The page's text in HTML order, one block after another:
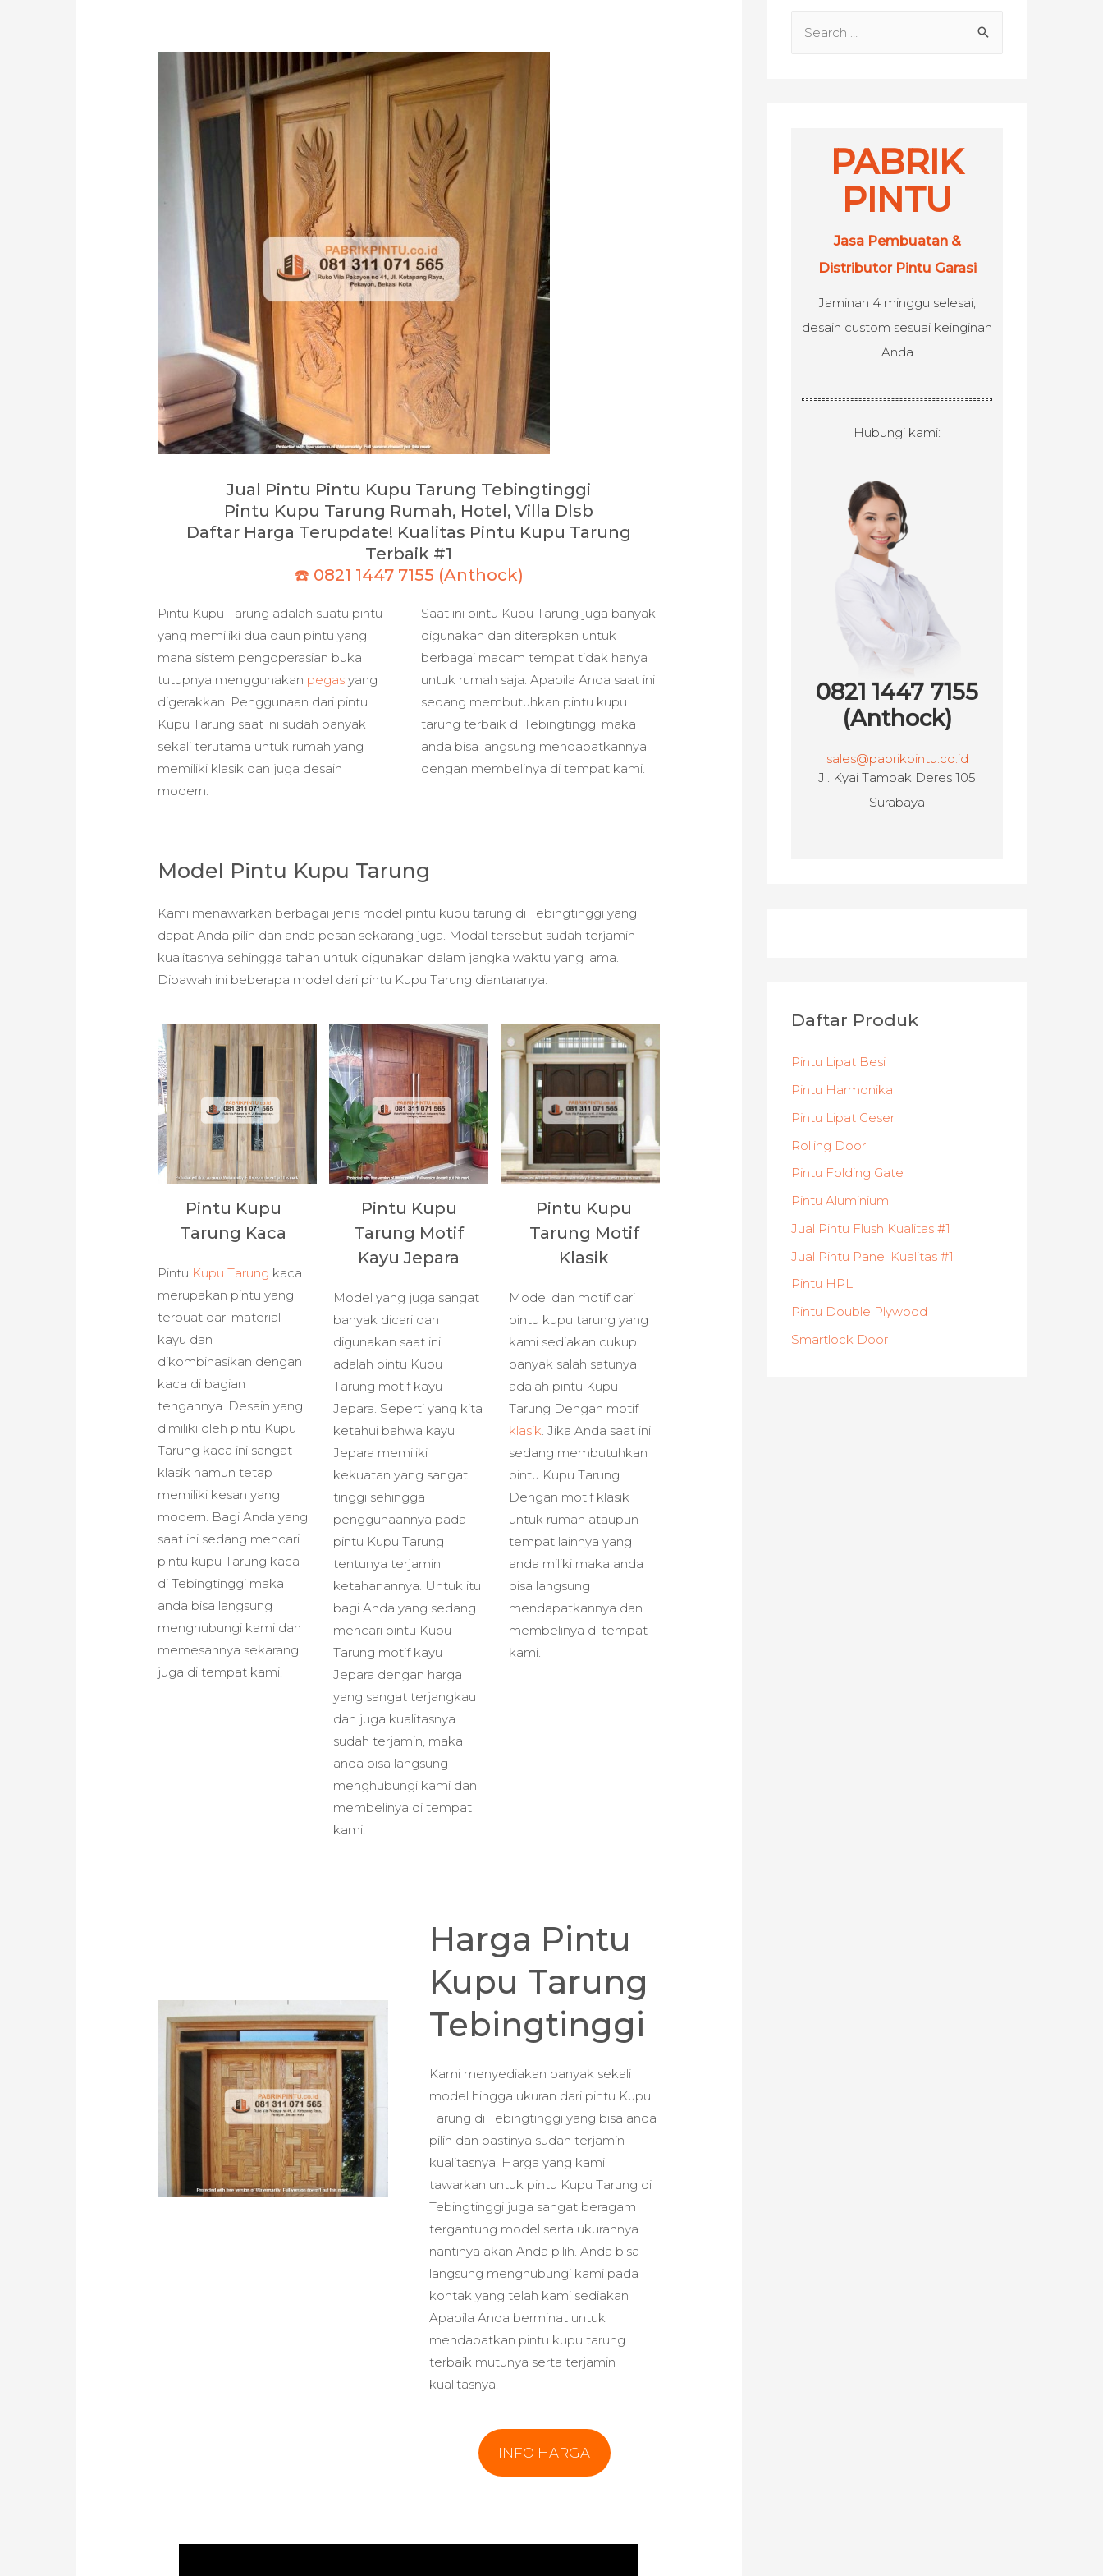
Jual Pintu Pintu Kupu Tarung Tebingtinggi
Pintu Kupu Tarung Rumah, Hotel, Villa Dlsb
Daftar Harga Terupdate! Kualitas Pintu Kupu Tarung
Terbaik #1
☎️ 0821 1447 7155 (Anthock)
Pintu Kupu Tarung adalah suatu pintu
yang memiliki dua daun pintu yang
mana sistem pengoperasian buka
tutupnya menggunakan pegas yang
digerakkan. Penggunaan dari pintu
Kupu Tarung saat ini sudah banyak
sekali terutama untuk rumah yang
memiliki klasik dan juga desain
modern.
Saat ini pintu Kupu Tarung juga banyak
digunakan dan diterapkan untuk
berbagai macam tempat tidak hanya
untuk rumah saja. Apabila Anda saat ini
sedang membutuhkan pintu kupu
tarung terbaik di Tebingtinggi maka
anda bisa langsung mendapatkannya
dengan membelinya di tempat kami.
Model Pintu Kupu Tarung
Kami menawarkan berbagai jenis model pintu kupu tarung di Tebingtinggi yang
dapat Anda pilih dan anda pesan sekarang juga. Modal tersebut sudah terjamin
kualitasnya sehingga tahan untuk digunakan dalam jangka waktu yang lama.
Dibawah ini beberapa model dari pintu Kupu Tarung diantaranya:
Pintu Kupu
Tarung Kaca
Pintu Kupu Tarung kaca
merupakan pintu yang
terbuat dari material
kayu dan
dikombinasikan dengan
kaca di bagian
tengahnya. Desain yang
dimiliki oleh pintu Kupu
Tarung kaca ini sangat
klasik namun tetap
memiliki kesan yang
modern. Bagi Anda yang
saat ini sedang mencari
pintu kupu Tarung kaca
di Tebingtinggi maka
anda bisa langsung
menghubungi kami dan
memesannya sekarang
juga di tempat kami.
Pintu Kupu
Tarung Motif
Kayu Jepara
Model yang juga sangat
banyak dicari dan
digunakan saat ini
adalah pintu Kupu
Tarung motif kayu
Jepara. Seperti yang kita
ketahui bahwa kayu
Jepara memiliki
kekuatan yang sangat
tinggi sehingga
penggunaannya pada
pintu Kupu Tarung
tentunya terjamin
ketahanannya. Untuk itu
bagi Anda yang sedang
mencari pintu Kupu
Tarung motif kayu
Jepara dengan harga
yang sangat terjangkau
dan juga kualitasnya
sudah terjamin, maka
anda bisa langsung
menghubungi kami dan
membelinya di tempat
kami.
Pintu Kupu
Tarung Motif
Klasik
Model dan motif dari
pintu kupu tarung yang
kami sediakan cukup
banyak salah satunya
adalah pintu Kupu
Tarung Dengan motif
klasik. Jika Anda saat ini
sedang membutuhkan
pintu Kupu Tarung
Dengan motif klasik
untuk rumah ataupun
tempat lainnya yang
anda miliki maka anda
bisa langsung
mendapatkannya dan
membelinya di tempat
kami.
Harga Pintu
Kupu Tarung
Tebingtinggi
Kami menyediakan banyak sekali
model hingga ukuran dari pintu Kupu
Tarung di Tebingtinggi yang bisa anda
pilih dan pastinya sudah terjamin
kualitasnya. Harga yang kami
tawarkan untuk pintu Kupu Tarung di
Tebingtinggi juga sangat beragam
tergantung model serta ukurannya
nantinya akan Anda pilih. Anda bisa
langsung menghubungi kami pada
kontak yang telah kami sediakan
Apabila Anda berminat untuk
mendapatkan pintu kupu tarung
terbaik mutunya serta terjamin
kualitasnya.
INFO HARGA
PABRIK
PINTU
Jasa Pembuatan &
Distributor Pintu Garasi
Jaminan 4 minggu selesai,
desain custom sesuai keinginan
Anda
Hubungi kami:
0821 1447 7155
(Anthock)
sales@pabrikpintu.co.id
Jl. Kyai Tambak Deres 105
Surabaya
Daftar Produk
Pintu Lipat Besi
Pintu Harmonika
Pintu Lipat Geser
Rolling Door
Pintu Folding Gate
Pintu Aluminium
Jual Pintu Flush Kualitas #1
Jual Pintu Panel Kualitas #1
Pintu HPL
Pintu Double Plywood
Smartlock Door